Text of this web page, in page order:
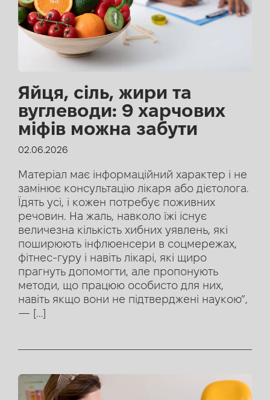
Яйця, сіль, жири та
вуглеводи: 9 харчових
міфів можна забути
02.06.2026
Матеріал має інформаційний характер і не
замінює консультацію лікаря або дієтолога.
Їдять усі, і кожен потребує поживних
речовин. На жаль, навколо їжі існує
величезна кількість хибних уявлень, які
поширюють інфлюенсери в соцмережах,
фітнес-гуру і навіть лікарі, які щиро
прагнуть допомогти, але пропонують
методи, що працюю особисто для них,
навіть якщо вони не підтверджені наукою”,
— […]